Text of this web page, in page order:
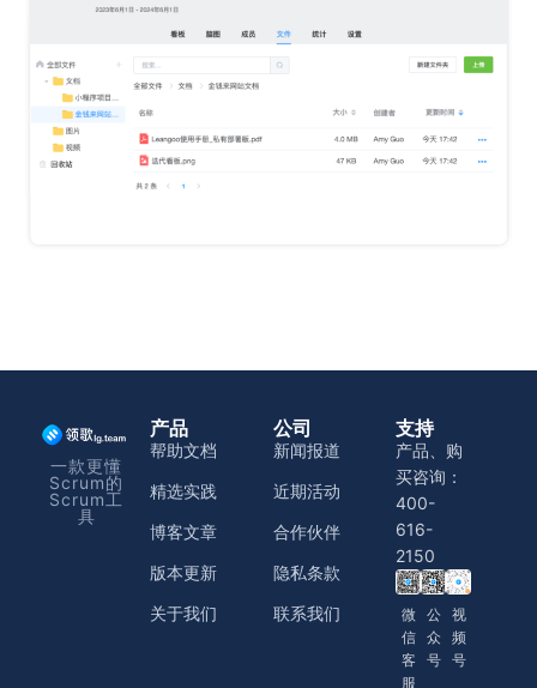
一款更懂
Scrum的
Scrum工
具
产品
帮助文档
精选实践
博客文章
版本更新
关于我们
公司
新闻报道
近期活动
合作伙伴
隐私条款
联系我们
支持
产品、购
买咨询：
400-
616-
2150
微
信
客
服
公
众
号
视
频
号